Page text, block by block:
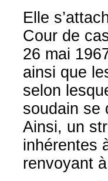
Elle
Cour de
26 mai
ainsi que
selon
soudain se
Ainsi, un
inhérentes
renvoyant